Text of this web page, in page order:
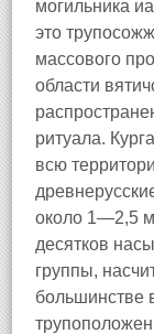
могильника
это
массового
области
ритуала.
всю
около 1—2,5
десятков
группы,
большинстве